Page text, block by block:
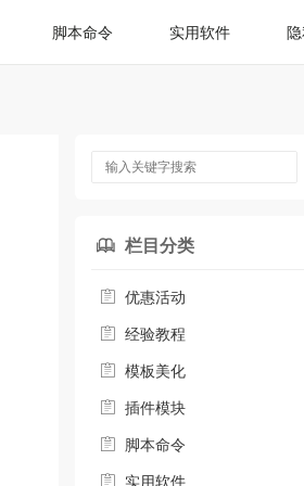
脚本命令 实用软件
 栏目分类
 优惠活动
 经验教程
 模板美化
 插件模块
 脚本命令
 实用软件